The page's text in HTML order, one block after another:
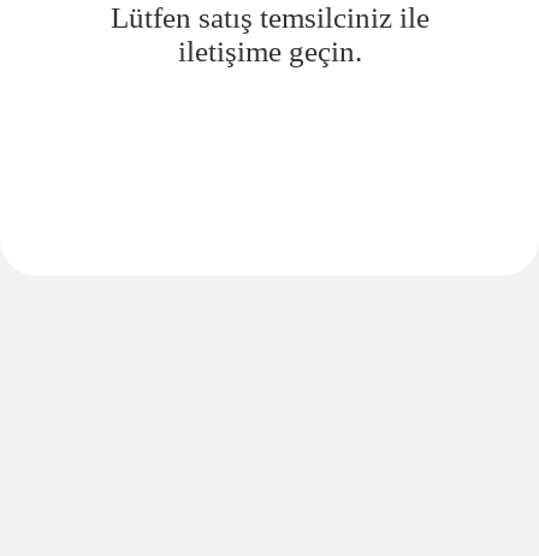
Lütfen satış temsilciniz ile
iletişime geçin.